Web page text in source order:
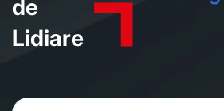
de
Lidiare